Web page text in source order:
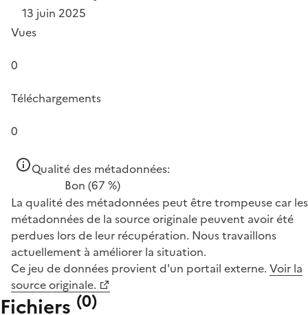
13 juin 2025
Vues
0
Téléchargements
0
Qualité des métadonnées:
Bon (67 %)
La qualité des métadonnées peut être trompeuse car les
métadonnées de la source originale peuvent avoir été
perdues lors de leur récupération. Nous travaillons
actuellement à améliorer la situation.
Ce jeu de données provient d'un portail externe. Voir la
source originale.
Fichiers (0)